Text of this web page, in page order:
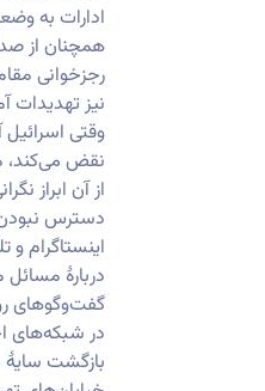
ادارات به
همچنان از
رجزخوانی
نیز تهدیدات
وقتی
نقض می‌کند،
از آن ابراز
دسترس نبودن
اینستاگرام و
دربارهٔ
گفت‌وگوهای
در شبکه‌های
بازگشت سایهٔ